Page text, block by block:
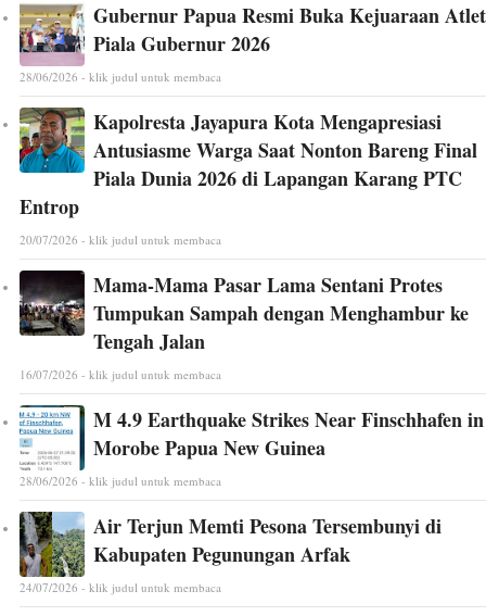
Gubernur Papua Resmi Buka Kejuaraan
Piala Gubernur 2026
28/06/2026 - klik judul untuk membaca
Kapolresta Jayapura Kota Mengapresiasi
Antusiasme Warga Saat Nonton Bareng Final
Piala Dunia 2026 di Lapangan Karang PTC
Entrop
20/07/2026 - klik judul untuk membaca
Mama-Mama Pasar Lama Sentani Protes
Tumpukan Sampah dengan Menghambur ke
Tengah Jalan
16/07/2026 - klik judul untuk membaca
M 4.9 Earthquake Strikes Near Finschhafen in
Morobe Papua New Guinea
28/06/2026 - klik judul untuk membaca
Air Terjun Memti Pesona Tersembunyi di
Kabupaten Pegunungan Arfak
24/07/2026 - klik judul untuk membaca